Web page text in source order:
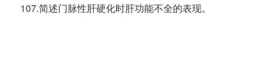
107.简述门脉性肝硬化时肝功能不全的表现。